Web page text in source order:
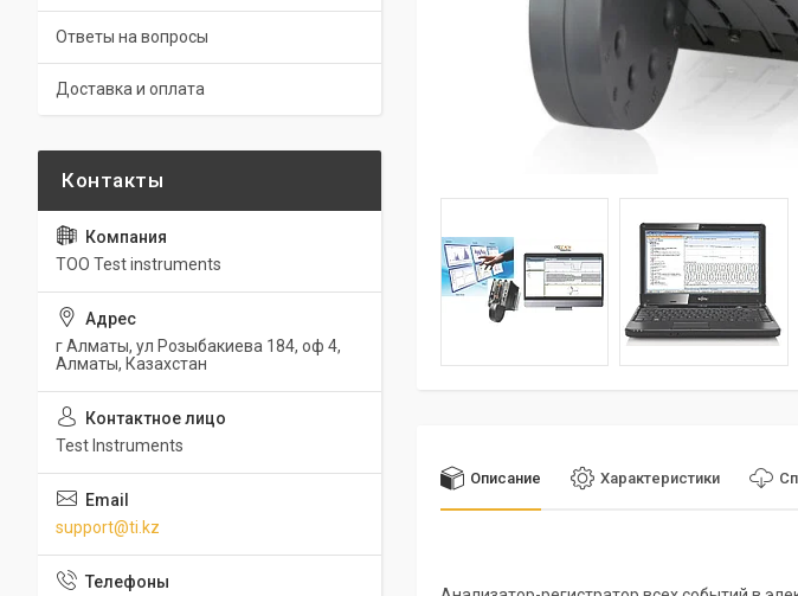
Описание Характеристики
Ответы на вопросы
Доставка и оплата
ТОО Test instruments
г Алматы, ул Розыбакиева 184, оф 4,
Алматы, Казахстан
Test Instruments
support@ti.kz